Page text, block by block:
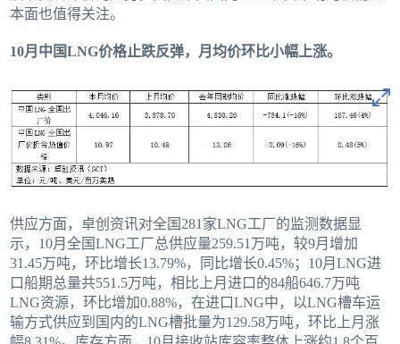
本面也值得关注。
10月中国LNG价格止跌反弹，月均价环比小幅上涨。
供应方面，卓创资讯对全国281家LNG工厂的监测数据显
示，10月全国LNG工厂总供应量259.51万吨，较9月增加
31.45万吨，环比增长13.79%，同比增长0.45%；10月LNG进
口船期总量共551.5万吨，相比上月进口的84船646.7万吨
LNG资源，环比增加0.88%，在进口LNG中，以LNG槽车运
输方式供应到国内的LNG槽批量为129.58万吨，环比上月涨